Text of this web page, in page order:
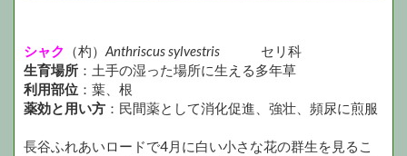
シャク （杓） Anthriscus sylvestris セリ科
生育場所 ：土手の湿った場所に生える多年草
利用部位 ：葉、根
薬効と用い方 ：民間薬として消化促進、強壮、頻尿に煎服
長谷ふれあいロードで4月に白い小さな花の群生を見るこ